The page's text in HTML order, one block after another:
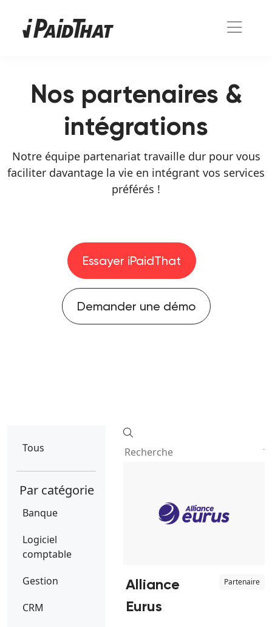
Nos partenaires &
intégrations
Notre équipe partenariat travaille dur pour vous
faciliter davantage la vie en intégrant vos services
préférés !
Essayer iPaidThat
Demander une démo
Tous
Par catégorie
Banque
Logiciel
comptable
Gestion
CRM
Alliance
Eurus
Partenaire